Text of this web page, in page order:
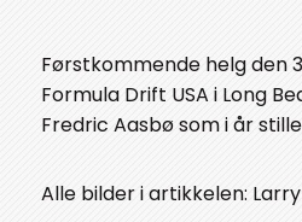
Førstkommende helg den
Formula Drift USA i Long
Fredric Aasbø som i år
Alle bilder i artikkelen: